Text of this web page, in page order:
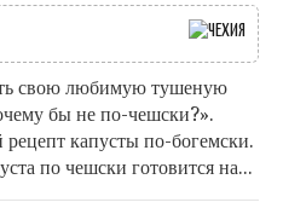
свою любимую тушеную
бы не по-чешски?».
капусты по-богемски.
по чешски готовится на...